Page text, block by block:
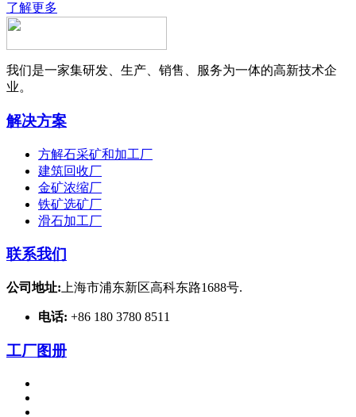
了解更多
我们是一家集研发、生产、销售、服务为一体的高新技术企
业。
解决方案
方解石采矿和加工厂
建筑回收厂
金矿浓缩厂
铁矿选矿厂
滑石加工厂
联系我们
公司地址: 上海市浦东新区高科东路1688号.
电话: +86 180 3780 8511
工厂图册